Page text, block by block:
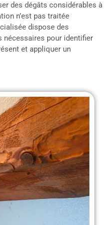
des dégâts considérables à
n’est pas traitée
dispose des
nécessaires pour identifier
et appliquer un